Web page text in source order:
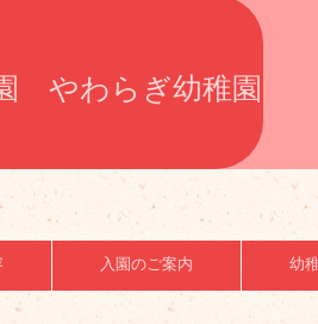
やわらぎ幼稚園
入園のご案内 幼